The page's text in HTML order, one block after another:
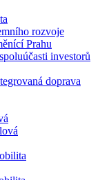
rozvoje
Prahu
investorů
doprava